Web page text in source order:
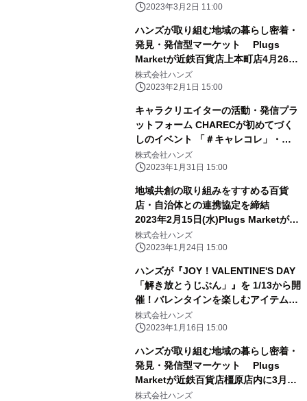
ープン
2023年3月2日 11:00
ハンズが取り組む地域の暮らし密着・
発見・発信型マーケット Plugs
Marketが近鉄百貨店上本町店4月26日
(水)オープン！
株式会社ハンズ
2023年2月1日 15:00
キャラクリエイターの活動・発信プラ
ットフォーム CHARECが初めてづく
しのイベント 「＃キャレコレ」・
「CHAREC POPUP STORE」を開
催！
株式会社ハンズ
2023年1月31日 15:00
地域共創の取り組みをすすめる百貨
店・自治体との連携協定を締結
2023年2月15日(水)Plugs Marketが八
木橋百貨店内にオープン
株式会社ハンズ
2023年1月24日 15:00
ハンズが『JOY！VALENTINE'S DAY
「解き放とうじぶん」』を 1/13から開
催！バレンタインを楽しむアイテムを
豊富にご用意
株式会社ハンズ
2023年1月16日 15:00
ハンズが取り組む地域の暮らし密着・
発見・発信型マーケット Plugs
Marketが近鉄百貨店橿原店内に3月15
日(水)オープン！
株式会社ハンズ